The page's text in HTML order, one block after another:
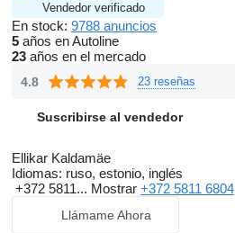
Vendedor verificado
En stock: 9788 anuncios
5 años en Autoline
23 años en el mercado
4.8 23 reseñas
Suscribirse al vendedor
Ellikar Kaldamäe
Idiomas: ruso, estonio, inglés
+372 5811... Mostrar +372 5811 6804
Llámame Ahora